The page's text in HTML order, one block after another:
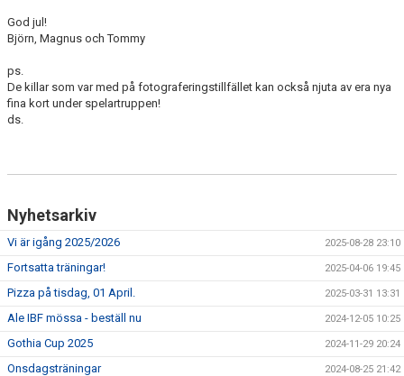
God jul!
Björn, Magnus och Tommy
ps.
De killar som var med på fotograferingstillfället kan också njuta av era nya
fina kort under spelartruppen!
ds.
Nyhetsarkiv
Vi är igång 2025/2026 2025-08-28 23:10
Fortsatta träningar! 2025-04-06 19:45
Pizza på tisdag, 01 April. 2025-03-31 13:31
Ale IBF mössa - beställ nu 2024-12-05 10:25
Gothia Cup 2025 2024-11-29 20:24
Onsdagsträningar 2024-08-25 21:42